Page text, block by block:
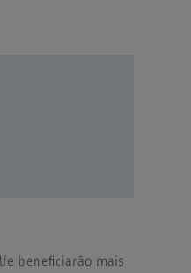
beneficiarão mais